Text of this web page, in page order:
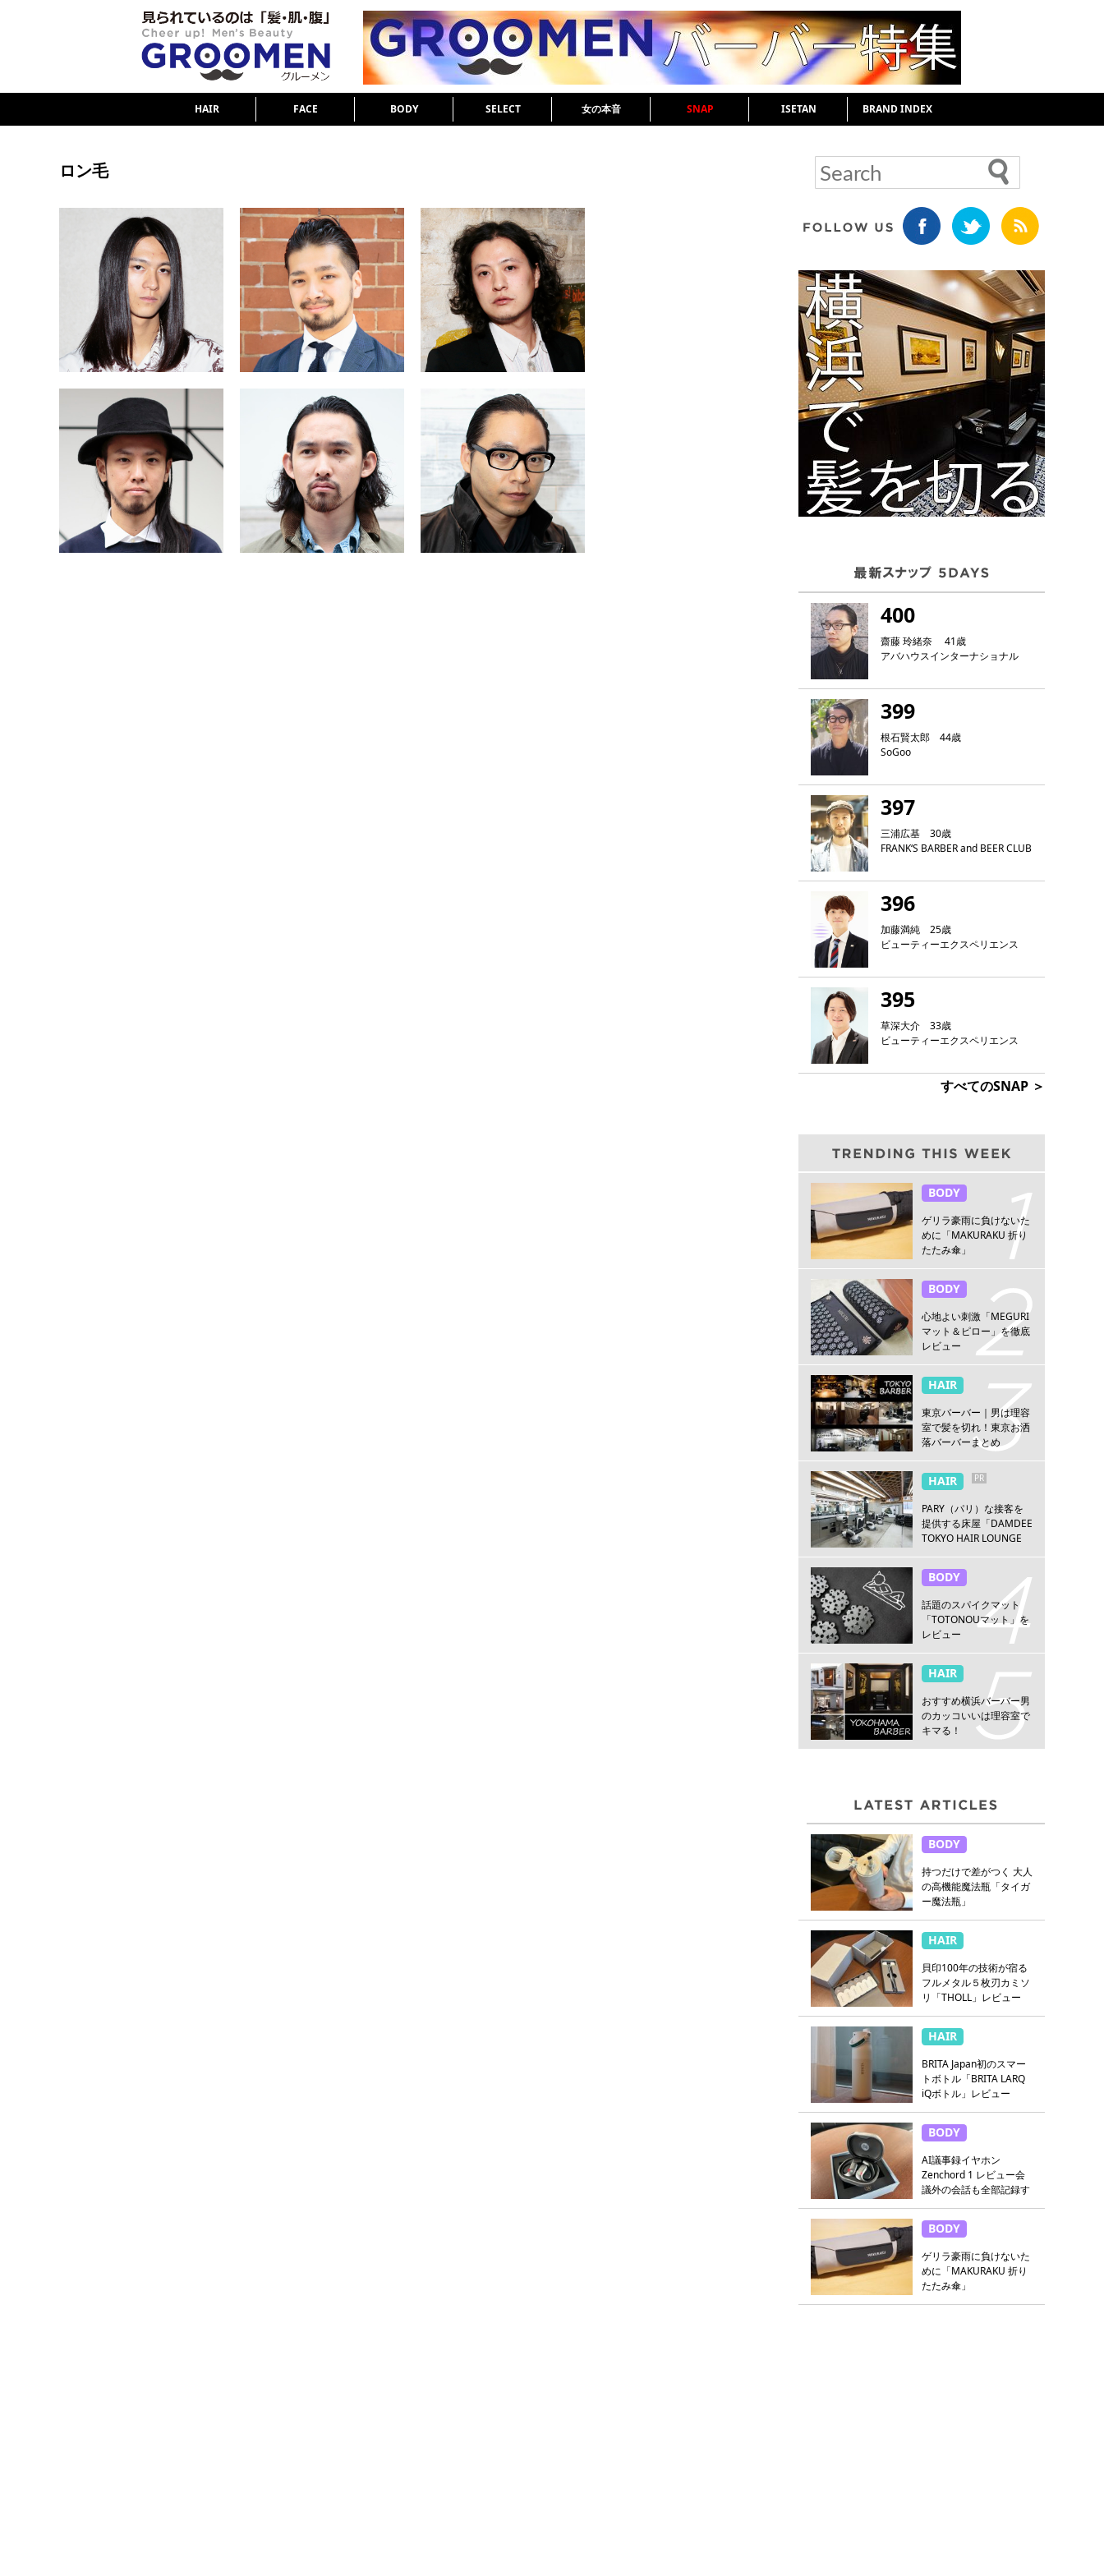
HAIR FACE BODY SELECT 女の本音 SNAP ISETAN BRAND INDEX
ロン毛
400
齋藤 玲緒奈 41歳
アバハウスインターナショナル
399
根石賢太郎 44歳
SoGoo
397
三浦広基 30歳
FRANK‘S BARBER and BEER CLUB
396
加藤満純 25歳
ビューティーエクスペリエンス
395
草深大介 33歳
ビューティーエクスペリエンス
すべてのSNAP ＞
BODY
ゲリラ豪雨に負けないた
めに「MAKURAKU 折り
たたみ傘」
BODY
心地よい刺激「MEGURI
マット＆ピロー」を徹底
レビュー
HAIR
東京バーバー｜男は理容
室で髪を切れ！東京お洒
落バーバーまとめ
HAIR PR
PARY（パリ）な接客を
提供する床屋「DAMDEE
TOKYO HAIR LOUNGE
BODY
話題のスパイクマット
「TOTONOUマット」を
レビュー
HAIR
おすすめ横浜バーバー男
のカッコいいは理容室で
キマる！
BODY
持つだけで差がつく 大人
の高機能魔法瓶「タイガ
ー魔法瓶」
HAIR
貝印100年の技術が宿る
フルメタル５枚刃カミソ
リ「THOLL」レビュー
HAIR
BRITA Japan初のスマー
トボトル「BRITA LARQ
iQボトル」レビュー
BODY
AI議事録イヤホン
Zenchord 1 レビュー会
議外の会話も全部記録す
BODY
ゲリラ豪雨に負けないた
めに「MAKURAKU 折り
たたみ傘」